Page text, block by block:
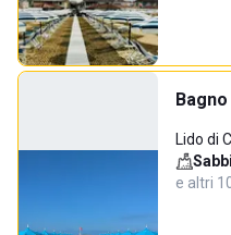
Lido di
e altri